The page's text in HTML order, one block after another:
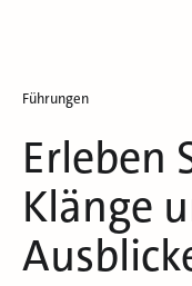
Führungen
Erleben
Klänge